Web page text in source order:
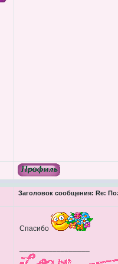
Заголовок сообщения: Re:
Спасибо